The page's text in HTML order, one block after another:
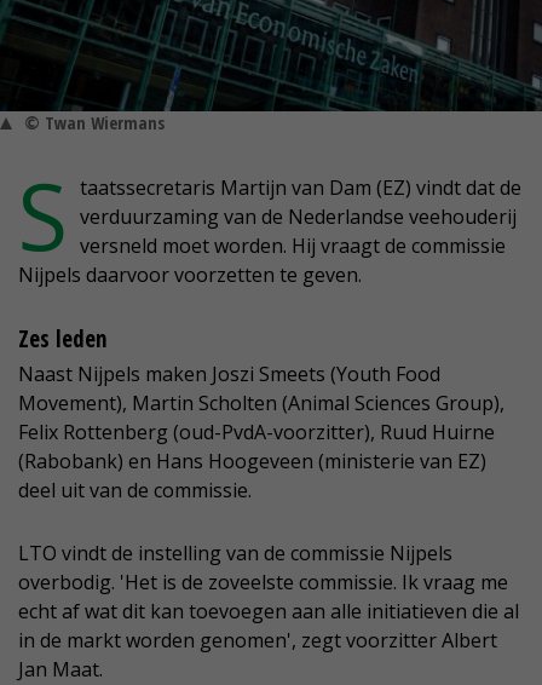
© Twan Wiermans
S taatssecretaris Martijn van Dam (EZ) vindt dat de
verduurzaming van de Nederlandse veehouderij
versneld moet worden. Hij vraagt de commissie
Nijpels daarvoor voorzetten te geven.
Zes leden
Naast Nijpels maken Joszi Smeets (Youth Food
Movement), Martin Scholten (Animal Sciences Group),
Felix Rottenberg (oud-PvdA-voorzitter), Ruud Huirne
(Rabobank) en Hans Hoogeveen (ministerie van EZ)
deel uit van de commissie.
LTO vindt de instelling van de commissie Nijpels
overbodig. 'Het is de zoveelste commissie. Ik vraag me
echt af wat dit kan toevoegen aan alle initiatieven die al
in de markt worden genomen', zegt voorzitter Albert
Jan Maat.